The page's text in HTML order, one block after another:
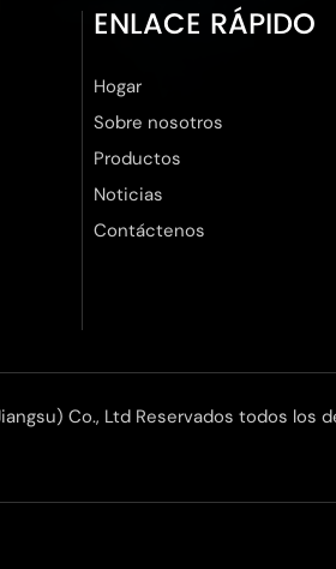
ENLACE RÁPIDO
Hogar
Sobre nosotros
Productos
Noticias
Contáctenos
Co., Ltd Reservados todos los